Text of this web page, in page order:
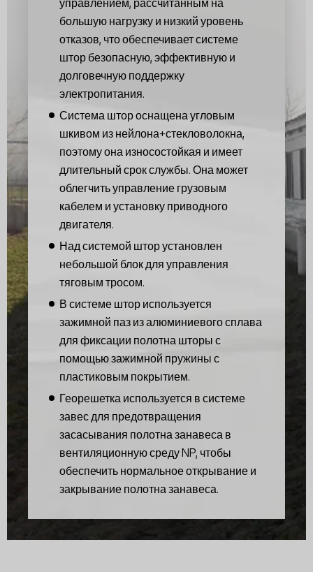
управлением, рассчитанным на
большую нагрузку и низкий уровень
отказов, что обеспечивает системе
штор безопасную, эффективную и
долговечную поддержку
электропитания.
Система штор оснащена угловым
шкивом из нейлона+стекловолокна,
поэтому она износостойкая и имеет
длительный срок службы. Она может
облегчить управление грузовым
кабелем и установку приводного
двигателя.
Над системой штор установлен
небольшой блок для управления
тяговым тросом.
В системе штор используется
зажимной паз из алюминиевого сплава
для фиксации полотна шторы с
помощью зажимной пружины с
пластиковым покрытием.
Георешетка используется в системе
завес для предотвращения
засасывания полотна занавеса в
вентиляционную среду NP, чтобы
обеспечить нормальное открывание и
закрывание полотна занавеса.